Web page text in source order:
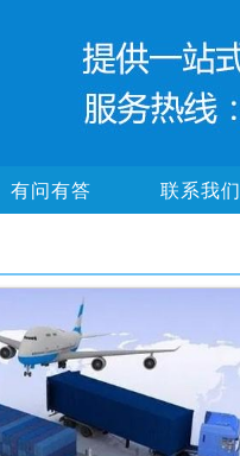
有问有答 联系我们